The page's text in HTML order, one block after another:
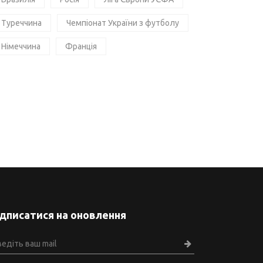
Туреччина Чемпіонат України з футболу
Німеччина Франція
на оновлення